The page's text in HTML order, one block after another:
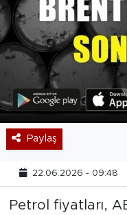
Paylaş
22.06.2026 - 09:48
Petrol fiyatları,